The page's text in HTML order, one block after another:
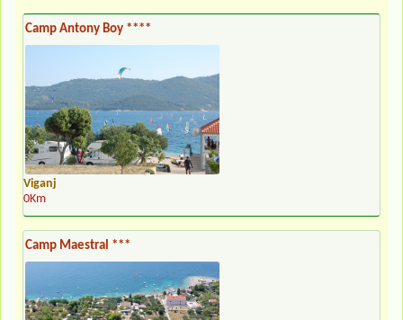
Camp Antony Boy ****
Viganj
0Km
Camp Maestral ***